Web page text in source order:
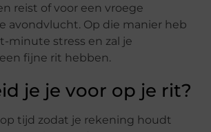
reist of voor een vroege
avondvlucht. Op die manier heb
minute stress en zal je
fijne rit hebben.
je je voor op je rit?
tijd zodat je rekening houdt